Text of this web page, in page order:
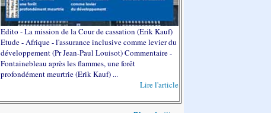
Edito - La mission de la Cour de cassation (Erik Kauf)
Etude - Afrique - l'assurance inclusive comme levier du
développement (Pr Jean-Paul Louisot) Commentaire -
Fontainebleau après les flammes, une forêt
profondément meurtrie (Erik Kauf) ...
Lire l'article